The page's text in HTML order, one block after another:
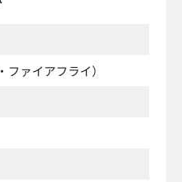
ァイアフライ）